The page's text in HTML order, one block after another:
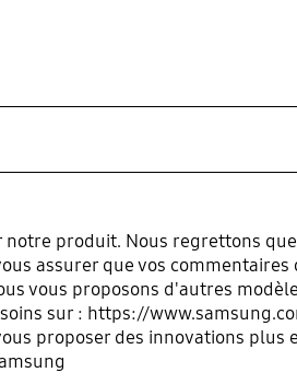
produit. Nous regrettons
assurer que vos commentaires
vous proposons d'autres
sur : https://
proposer des innovations plus